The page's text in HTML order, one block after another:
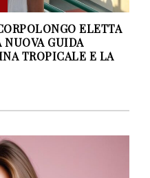
ELETTA
NUOVA GUIDA
TROPICALE E LA